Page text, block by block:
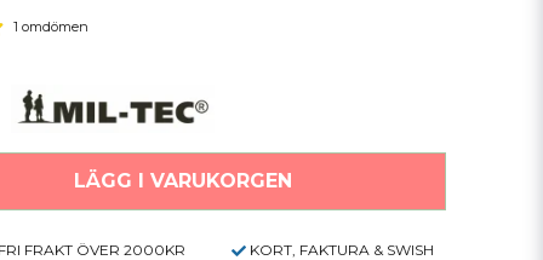
1 omdömen
LÄGG I VARUKORGEN
FRI FRAKT ÖVER 2000KR
KORT, FAKTURA & SWISH